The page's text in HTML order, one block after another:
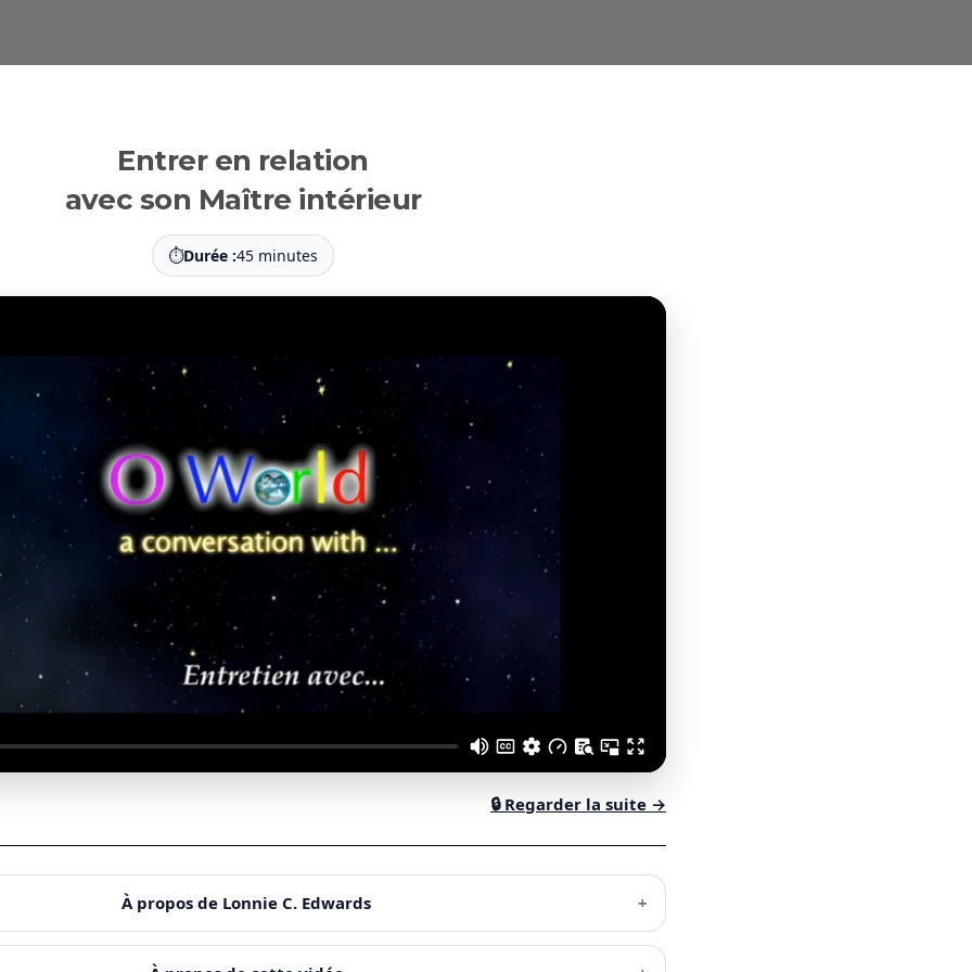
Entrer en relation
avec son Maître intérieur
⏱Durée :45 minutes
🔒 Regarder la suite →
À propos de Lonnie C. Edwards +